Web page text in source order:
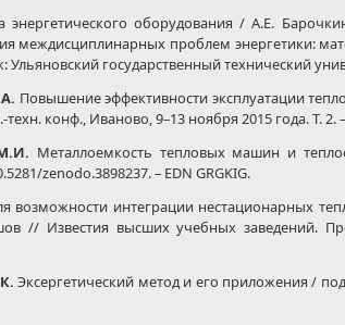
оборудования / А.Е.
междисциплинарных проблем энергетики:
Ульяновский государственный технический
Повышение эффективности эксплуатации
конф., Иваново, 9–13 ноября 2015 года. Т. 2. –
Металлоемкость тепловых машин и
zenodo.3898237. – EDN GRGKIG.
возможности интеграции нестационарных
// Известия высших учебных заведений.
Эксергетический метод и его приложения /